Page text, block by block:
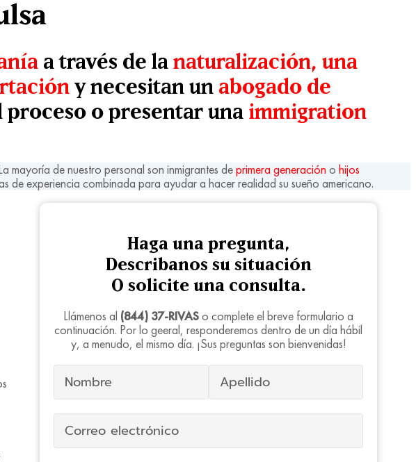
a través de la naturalización, una
y necesitan un abogado de
proceso o presentar una immigration
mayoría de nuestro personal son inmigrantes deprimera generación o hijos
de experiencia combinada para ayudar a hacer realidad su sueño americano.
Haga una pregunta,
Describanos su situación
O solicite una consulta.
Llámenos al (844) 37-RIVASo complete el breve formulario a
continuación. Por lo geeral, responderemos dentro de un día hábil
y, a menudo, el mismo día. ¡Sus preguntas son bienvenidas!